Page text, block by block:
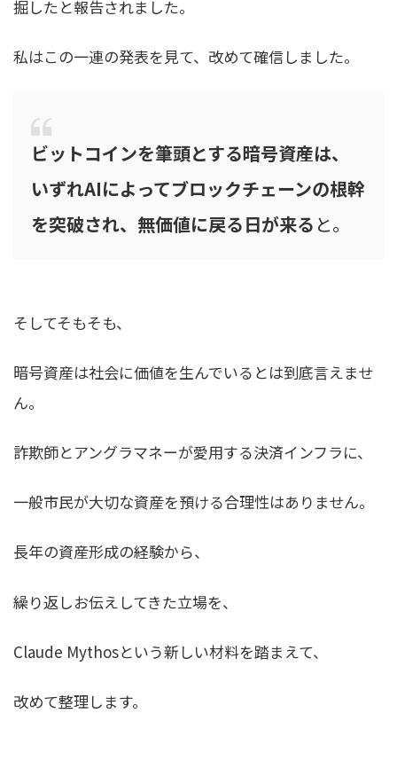
掘したと報告されました。
私はこの一連の発表を見て、改めて確信しました。
ビットコインを筆頭とする暗号資産は、
いずれAIによってブロックチェーンの根幹
を突破され、無価値に戻る日が来る と。
そしてそもそも、
暗号資産は社会に価値を生んでいるとは到底言えませ
ん。
詐欺師とアングラマネーが愛用する決済インフラに、
一般市民が大切な資産を預ける合理性はありません。
長年の資産形成の経験から、
繰り返しお伝えしてきた立場を、
Claude Mythosという新しい材料を踏まえて、
改めて整理します。